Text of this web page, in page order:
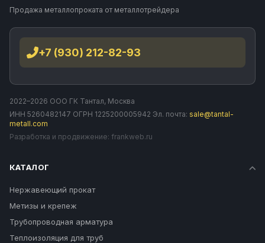
Продажа металлопроката от металлотрейдера
+7 (930) 212-82-93
2022–2026 ООО ГК Тантал, Москва
ИНН 5260482147 ОГРН 1225200005942 Эл. почта: sale@tantal-
metall.com
Разработка и продвижение: frankweb.ru
КАТАЛОГ
Нержавеющий прокат
Метизы и крепеж
Трубопроводная арматура
Теплоизоляция для труб